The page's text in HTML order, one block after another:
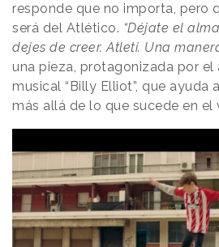
responde que no importa, pero
será del Atlético. “Déjate el
dejes de creer. Atleti. Una
una pieza, protagonizada por
musical “Billy Elliot”, que
más allá de lo que sucede en el